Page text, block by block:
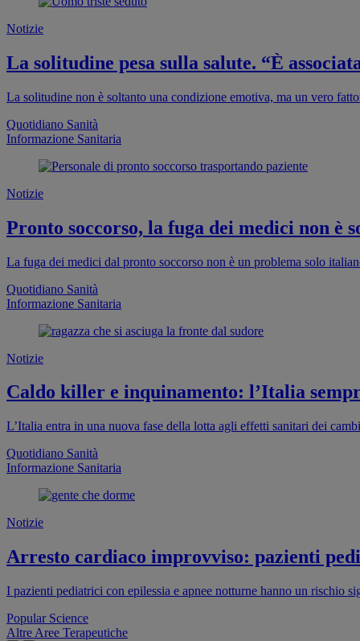
Notizie
La solitudine pesa sulla salute. “È
La solitudine non è soltanto una condizione emotiva, ma un vero
Quotidiano Sanità
Informazione Sanitaria
Notizie
Pronto soccorso, la fuga dei medici non è
La fuga dei medici dal pronto soccorso non è un problema solo
Quotidiano Sanità
Informazione Sanitaria
Notizie
Caldo killer e inquinamento: l’Italia
L’Italia entra in una nuova fase della lotta agli effetti sanitari dei
Quotidiano Sanità
Informazione Sanitaria
Notizie
Arresto cardiaco improvviso: pazienti
I pazienti pediatrici con epilessia e apnee notturne hanno un
Popular Science
Altre Aree Terapeutiche